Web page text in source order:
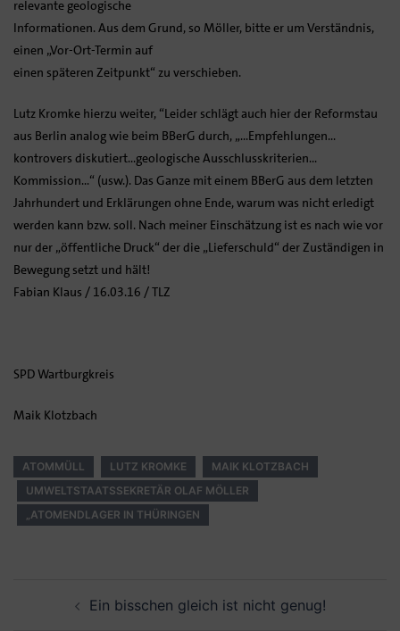
relevante geologische
Informationen. Aus dem Grund, so Möller, bitte er um Verständnis,
einen „Vor-Ort-Termin auf
einen späteren Zeitpunkt“ zu verschieben.
Lutz Kromke hierzu weiter, “Leider schlägt auch hier der Reformstau
aus Berlin analog wie beim BBerG durch, „…Empfehlungen…
kontrovers diskutiert…geologische Ausschlusskriterien…
Kommission…“ (usw.). Das Ganze mit einem BBerG aus dem letzten
Jahrhundert und Erklärungen ohne Ende, warum was nicht erledigt
werden kann bzw. soll. Nach meiner Einschätzung ist es nach wie vor
nur der „öffentliche Druck“ der die „Lieferschuld“ der Zuständigen in
Bewegung setzt und hält!
Fabian Klaus / 16.03.16 / TLZ
SPD Wartburgkreis
Maik Klotzbach
ATOMMÜLL LUTZ KROMKE
MAIK KLOTZBACH
UMWELTSTAATSSEKRETÄR OLAF MÖLLER
„ATOMENDLAGER IN THÜRINGEN
NavigationEin bisschen gleich ist nicht genug!